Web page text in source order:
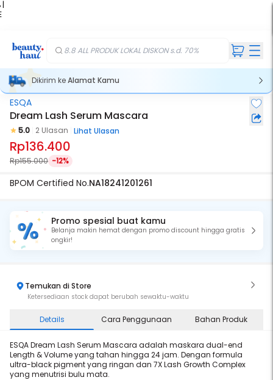
|
8.8 ALL PRODUK LOKAL DISKON s.d. 70%
Dikirim keAlamat Kamu
ESQA
Dream Lash Serum Mascara
5.0 2 Ulasan Lihat Ulasan
Rp136.400
Rp155.000 -12%
BPOM Certified No.NA18241201261
Promo spesial buat kamu
Belanja makin hemat dengan promo discount hingga gratis
ongkir!
Temukan di Store
Ketersediaan stock dapat berubah sewaktu-waktu
Details Cara Penggunaan Bahan Produk
ESQA Dream Lash Serum Mascara adalah maskara dual-end
Length & Volume yang tahan hingga 24 jam. Dengan formula
ultra-black pigment yang ringan dan 7X Lash Growth Complex
yang menutrisi bulu mata.